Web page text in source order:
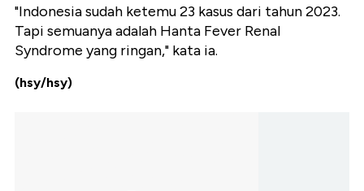
"Indonesia sudah ketemu 23 kasus dari tahun 2023.
Tapi semuanya adalah Hanta Fever Renal
Syndrome yang ringan," kata ia.
(hsy/hsy)